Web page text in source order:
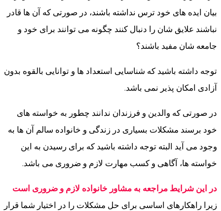
بیان ایده های خود ترس نداشته باشند، در صورتی که آن ها قادر
نباشند علایق شان را دنبال کنند چگونه می توانند برای خود و
جامعه شان مفید باشند؟
توجه داشته باشید که شناسایی استعداد ها و توانایی بالقوه بدون
آزادی امکان پذیر نمی باشد.
در صورتی که والدین و فرزندان ندانند چطور به خواسته های
خود برسند مشکلات بسیاری در زندگی و خانواده سالم آن ها به
وجود می آید البته توجه داشته باشید که برای رسیدن به این
خواسته ها، آگاهی و کسب مهارت لازم و ضروری می باشد.
در این شرایط مراجعه به مشاور خانواده لازم و ضروری است
زیرا راهکارهای اساسی برای حل مشکلات را در اختیار شما قرار